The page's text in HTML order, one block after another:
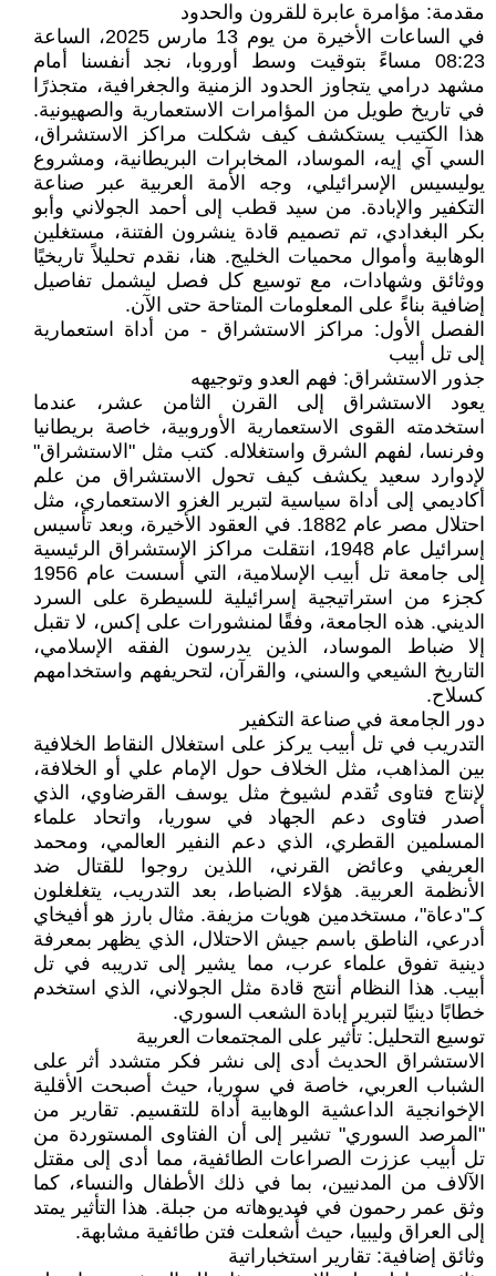
مقدمة: مؤامرة عابرة للقرون والحدود
في الساعات الأخيرة من يوم 13 مارس 2025، الساعة
08:23 مساءً بتوقيت وسط أوروبا، نجد أنفسنا أمام
مشهد درامي يتجاوز الحدود الزمنية والجغرافية، متجذرًا
في تاريخ طويل من المؤامرات الاستعمارية والصهيونية.
هذا الكتيب يستكشف كيف شكلت مراكز الاستشراق،
السي آي إيه، الموساد، المخابرات البريطانية، ومشروع
يوليسيس الإسرائيلي، وجه الأمة العربية عبر صناعة
التكفير والإبادة. من سيد قطب إلى أحمد الجولاني وأبو
بكر البغدادي، تم تصميم قادة ينشرون الفتنة، مستغلين
الوهابية وأموال محميات الخليج. هنا، نقدم تحليلاً تاريخيًا
ووثائق وشهادات، مع توسيع كل فصل ليشمل تفاصيل
إضافية بناءً على المعلومات المتاحة حتى الآن.
الفصل الأول: مراكز الاستشراق - من أداة استعمارية
إلى تل أبيب
جذور الاستشراق: فهم العدو وتوجيهه
يعود الاستشراق إلى القرن الثامن عشر، عندما
استخدمته القوى الاستعمارية الأوروبية، خاصة بريطانيا
وفرنسا، لفهم الشرق واستغلاله. كتب مثل "الاستشراق"
لإدوارد سعيد يكشف كيف تحول الاستشراق من علم
أكاديمي إلى أداة سياسية لتبرير الغزو الاستعماري، مثل
احتلال مصر عام 1882. في العقود الأخيرة، وبعد تأسيس
إسرائيل عام 1948، انتقلت مراكز الاستشراق الرئيسية
إلى جامعة تل أبيب الإسلامية، التي أُسست عام 1956
كجزء من استراتيجية إسرائيلية للسيطرة على السرد
الديني. هذه الجامعة، وفقًا لمنشورات على إكس، لا تقبل
إلا ضباط الموساد، الذين يدرسون الفقه الإسلامي،
التاريخ الشيعي والسني، والقرآن، لتحريفهم واستخدامهم
كسلاح.
دور الجامعة في صناعة التكفير
التدريب في تل أبيب يركز على استغلال النقاط الخلافية
بين المذاهب، مثل الخلاف حول الإمام علي أو الخلافة،
لإنتاج فتاوى تُقدم لشيوخ مثل يوسف القرضاوي، الذي
أصدر فتاوى دعم الجهاد في سوريا، واتحاد علماء
المسلمين القطري، الذي دعم النفير العالمي، ومحمد
العريفي وعائض القرني، اللذين روجوا للقتال ضد
الأنظمة العربية. هؤلاء الضباط، بعد التدريب، يتغلغلون
كـ"دعاة"، مستخدمين هويات مزيفة. مثال بارز هو أفيخاي
أدرعي، الناطق باسم جيش الاحتلال، الذي يظهر بمعرفة
دينية تفوق علماء عرب، مما يشير إلى تدريبه في تل
أبيب. هذا النظام أنتج قادة مثل الجولاني، الذي استخدم
خطابًا دينيًا لتبرير إبادة الشعب السوري.
توسيع التحليل: تأثير على المجتمعات العربية
الاستشراق الحديث أدى إلى نشر فكر متشدد أثر على
الشباب العربي، خاصة في سوريا، حيث أصبحت الأقلية
الإخوانجية الداعشية الوهابية أداة للتقسيم. تقارير من
"المرصد السوري" تشير إلى أن الفتاوى المستوردة من
تل أبيب عززت الصراعات الطائفية، مما أدى إلى مقتل
الآلاف من المدنيين، بما في ذلك الأطفال والنساء، كما
وثق عمر رحمون في فيديوهاته من جبلة. هذا التأثير يمتد
إلى العراق وليبيا، حيث أُشعلت فتن طائفية مشابهة.
وثائق إضافية: تقارير استخباراتية